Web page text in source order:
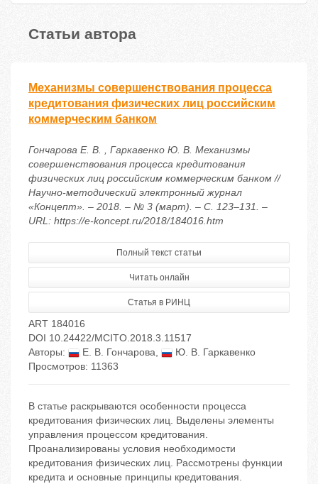
Статьи автора
Механизмы совершенствования процесса
кредитования физических лиц российским
коммерческим банком
Гончарова Е. В. , Гаркавенко Ю. В. Механизмы
совершенствования процесса кредитования
физических лиц российским коммерческим банком //
Научно-методический электронный журнал
«Концепт». – 2018. – № 3 (март). – С. 123–131. –
URL: https://e-koncept.ru/2018/184016.htm
Полный текст статьи
Читать онлайн
Статья в РИНЦ
ART 184016
DOI 10.24422/MCITO.2018.3.11517
Авторы:
Е. В. Гончарова,
Ю. В. Гаркавенко
Просмотров: 11363
В статье раскрываются особенности процесса
кредитования физических лиц. Выделены элементы
управления процессом кредитования.
Проанализированы условия необходимости
кредитования физических лиц. Рассмотрены функции
кредита и основные принципы кредитования.